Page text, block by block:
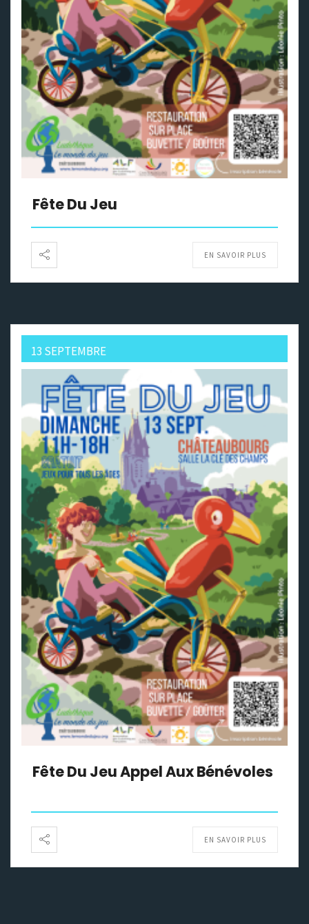
Fête Du Jeu
EN SAVOIR PLUS
13 SEPTEMBRE
Fête Du Jeu Appel Aux Bénévoles
EN SAVOIR PLUS